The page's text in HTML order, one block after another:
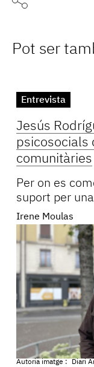
Pot ser
Entrevista
Jesús
psicosocials
comunitàries
Per on es
suport per
Irene Moulas
Autoria imatge : Diari